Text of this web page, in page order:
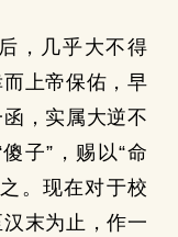
，几乎大不得
上帝保佑，早
，实属大逆不
子”，赐以“命
。现在对于校
末为止，作一